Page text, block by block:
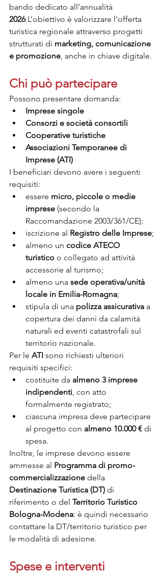
bando dedicato all’annualità
2026.L’obiettivo è valorizzare l’offerta
turistica regionale attraverso progetti
strutturati di marketing, comunicazione
e promozione , anche in chiave digitale.
Chi può partecipare
Possono presentare domanda:
Imprese singole
Consorzi e società consortili
Cooperative turistiche
Associazioni Temporanee di
Imprese (ATI)
I beneficiari devono avere i seguenti
requisiti:
essere micro, piccole o medie
imprese (secondo la
Raccomandazione 2003/361/CE);
iscrizione al Registro delle Imprese;
almeno un codice ATECO
turistico o collegato ad attività
accessorie al turismo;
almeno una sede operativa/unità
locale in Emilia-Romagna;
stipula di una polizza assicurativa a
copertura dei danni da calamità
naturali ed eventi catastrofali sul
territorio nazionale.
Per le ATI sono richiesti ulteriori
requisiti specifici:
costituite da almeno 3 imprese
indipendenti , con atto
formalmente registrato;
ciascuna impresa deve partecipare
al progetto con almeno 10.000 € di
spesa.
Inoltre, le imprese devono essere
ammesse al Programma di promo-
commercializzazione della
Destinazione Turistica (DT) di
riferimento o del Territorio Turistico
Bologna-Modena: è quindi necessario
contattare la DT/territorio turistico per
le modalità di adesione.
Spese e interventi